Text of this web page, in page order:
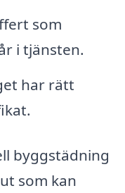
som
i tjänsten.
har rätt
byggstädning
som kan